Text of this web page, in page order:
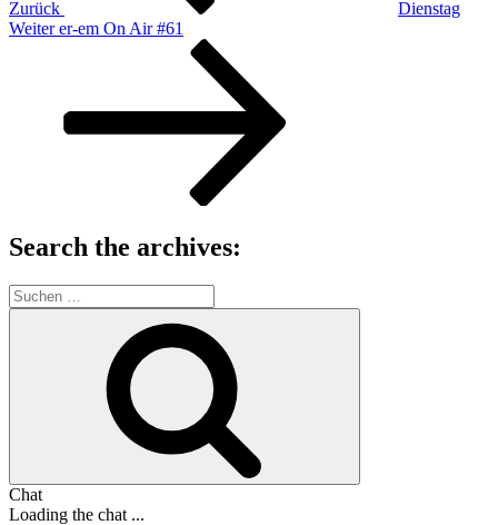
Zurück
Dienstag
Nächster
Weiter er-em On Air #61
Search the archives:
Suche
nach:
Chat
Loading the chat ...